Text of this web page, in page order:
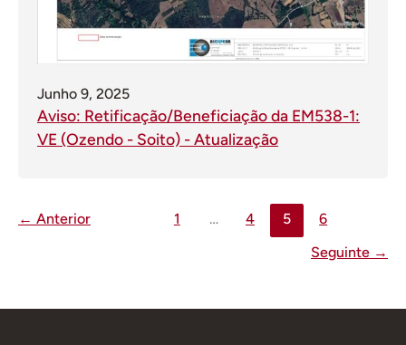
Junho 9, 2025
Aviso: Retificação/Beneficiação da EM538-1:
VE (Ozendo - Soito) - Atualização
← Anterior 1 … 4 5
6
Seguinte →